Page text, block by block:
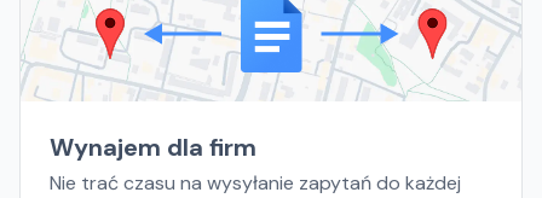
Wynajem dla firm
Nie trać czasu na wysyłanie zapytań do każdej